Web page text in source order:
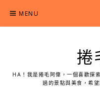
content
MENU
捲
HA！我是捲毛阿偉，一個喜歡探
過的景點與美食，希